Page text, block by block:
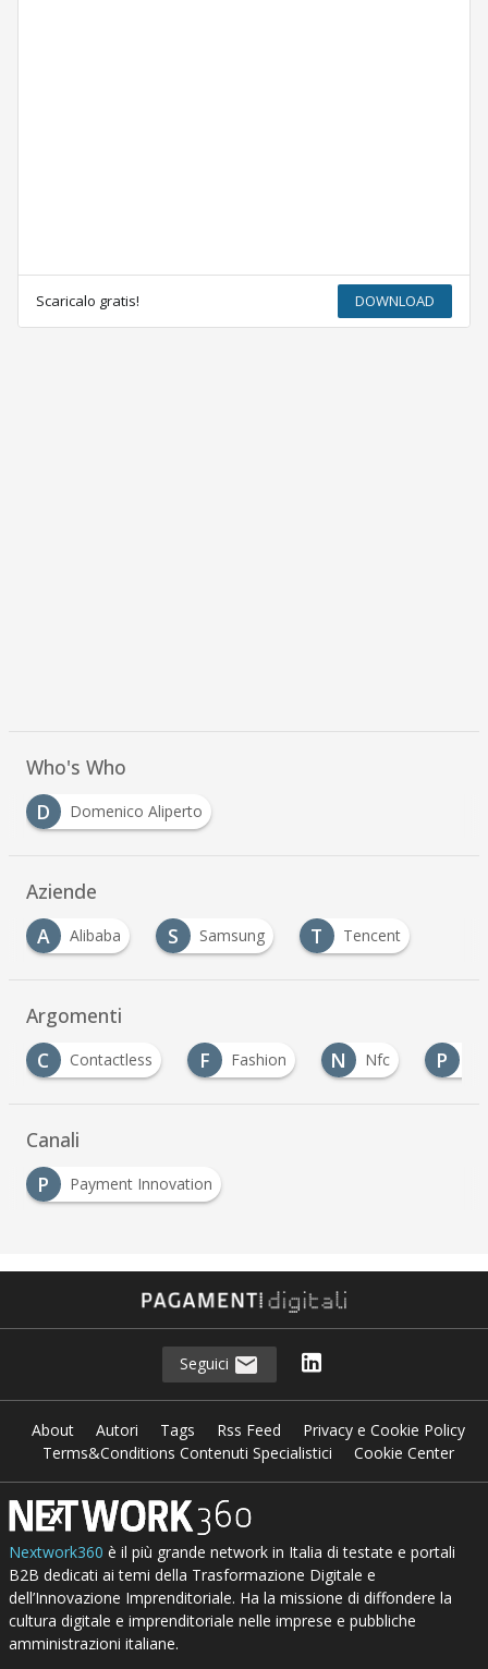
Scaricalo gratis! DOWNLOAD
Who's Who
D
Domenico Aliperto
Aziende
A
Alibaba S Samsung T Tencent
Argomenti
C
Contactless F Fashion N Nfc P
Canali
P
Payment Innovation
Seguici
About Autori Tags Rss Feed
Privacy e Cookie Policy
Terms&Conditions Contenuti Specialistici
Cookie Center
Nextwork360 è il più grande network in Italia di testate e portali
B2B dedicati ai temi della Trasformazione Digitale e
dell’Innovazione Imprenditoriale. Ha la missione di diffondere la
cultura digitale e imprenditoriale nelle imprese e pubbliche
amministrazioni italiane.